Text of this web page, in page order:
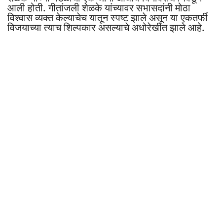
आली होती. गीतांजली शेळके यांच्यावर सभासदांनी मोठा
विश्वास व्यक्त केल्याचेच यातून स्पष्ट झाले असून या एकतर्फी
विजयाच्या त्याच शिल्पकार असल्याचे अधोरेखीत झाले आहे.